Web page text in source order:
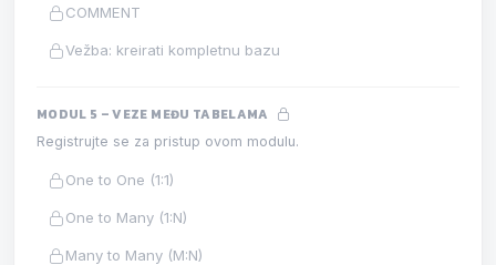
COMMENT
Vežba: kreirati kompletnu bazu
MODUL 5 – VEZE MEĐU TABELAMA
Registrujte se za pristup ovom modulu.
One to One (1:1)
One to Many (1:N)
Many to Many (M:N)